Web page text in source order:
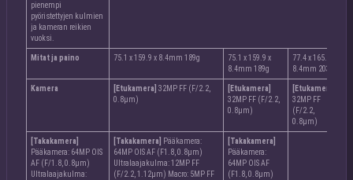
pienempi
pyöristettyjen kulmien
ja kameran reikien
vuoksi.
Mitat ja paino 75.1 x 159.9 x 8.4mm 189g
75.1 x 159.9 x
8.4mm 189g
77.4 x 165.0 x
8.4mm 203g
Kamera [Etukamera] 32MP FF (F/2.2,
0.8µm)
[Etukamera]
32MP FF (F/2.2,
0.8µm)
[Etukamera]
32MP FF
(F/2.2,
0.8µm)
[Takakamera]
Pääkamera: 64MP OIS
AF (F/1.8, 0.8µm)
Ultralaajakulma:
[Takakamera]
Pääkamera:
64MP OIS AF (F1.8, 0.8µm)
Ultralaajakulma: 12MP FF
(F/2.2, 1.12µm) Macro: 5MP FF
[Takakamera]
Pääkamera:
64MP OIS AF
(F1.8, 0.8µm)